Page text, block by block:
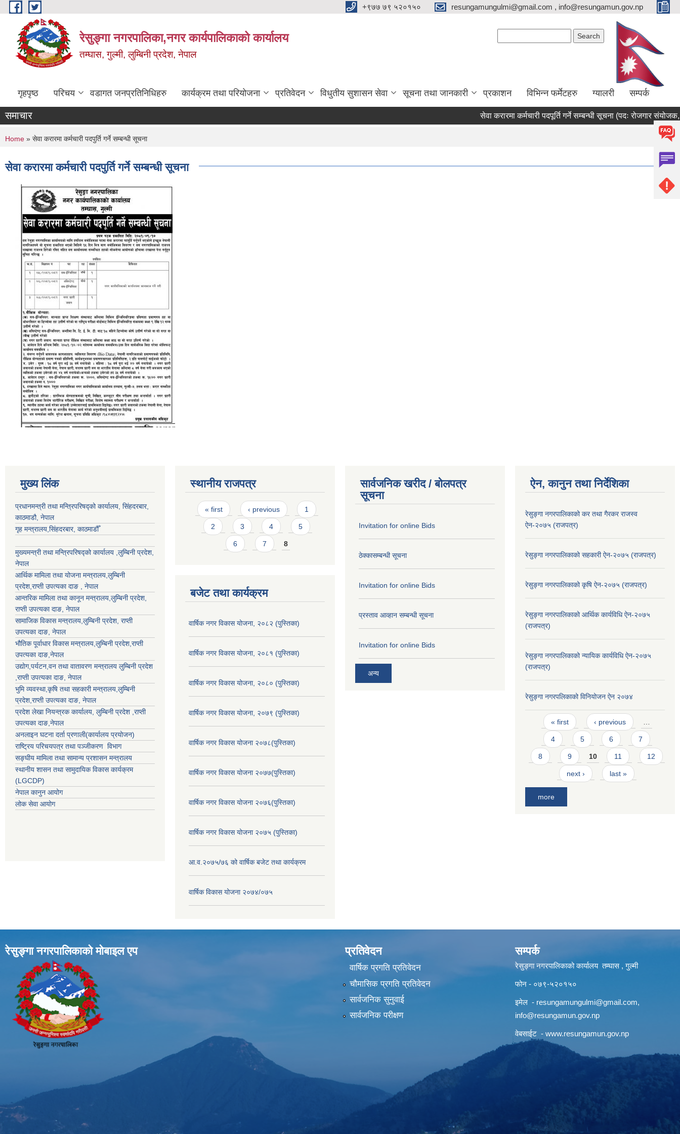
Skip to main content +९७७ ७९ ५२०१५० resungamungulmi@gmail.com , info@resungamun.gov.np
रेसुङ्गा नगरपालिका,नगर कार्यपालिकाको कार्यालय
तम्घास, गुल्मी, लुम्बिनी प्रदेश, नेपाल
गृहपृष्ठ परिचय वडागत जनप्रतिनिधिहरु कार्यक्रम तथा परियोजना प्रतिवेदन विधुतीय सुशासन सेवा सूचना तथा जानकारी प्रकाशन विभिन्न फर्मेटहरु ग्यालरी सम्पर्क
समाचार सेवा करारमा कर्मचारी पदपूर्ति गर्ने सम्बन्धी सूचना (पदः रोजगार संयोजक,
You are here
Home » सेवा करारमा कर्मचारी पदपुर्ति गर्ने सम्बन्धी सूचना
सेवा करारमा कर्मचारी पदपुर्ति गर्ने सम्बन्धी सूचना
मुख्य लिंक
प्रधानमन्त्री तथा मन्त्रिपरिषद्को कार्यालय, सिंहदरबार,
काठमाडौ, नेपाल
गृह मन्त्रालय,सिंहदरबार, काठमाडौँ
मुख्यमन्त्री तथा मन्त्रिपरिषद्को कार्यालय ,लुम्बिनी प्रदेश,
नेपाल
आर्थिक मामिला तथा योजना मन्त्रालय, लुम्बिनी
प्रदेश ,राप्ती उपत्यका दाङ , नेपाल
आन्तरिक मामिला तथा कानून मन्त्रालय, लुम्बिनी प्रदेश
राप्ती उपत्यका दाङ , नेपाल
सामाजिक विकास मन्त्रालय, लुम्बिनी प्रदेश राप्ती
उपत्यका दाङ , नेपाल
भौतिक पूर्वाधार विकास मन्त्रालय, लुम्बिनी प्रदेश राप्ती
उपत्यका दाङ ,नेपाल
उद्याेग,पर्यटन,वन तथा वातावरण मन्त्रालय लुम्बिनी प्रदेश
राप्ती उपत्यका दाङ , नेपाल
भुमि व्यवस्था,कृषि तथा सहकारी मन्त्रालय, लुम्बिनी
प्रदेश राप्ती उपत्यका दाङ , नेपाल
प्रदेश लेखा नियन्त्रक कार्यालय, लुम्बिनी प्रदेश राप्ती
उपत्यका दाङ ,नेपाल
अनलाइन घटना दर्ता प्रणाली(कार्यालय प्रयोजन)
राष्ट्रिय परिचयपत्र तथा पञ्जीकरण विभाग
सङ्घीय मामिला तथा सामान्य प्रशासन मन्त्रालय
स्थानीय शासन तथा सामुदायिक विकास कार्यक्रम
(LGCDP)
नेपाल कानुन आयोग
लोक सेवा आयोग
स्थानीय राजपत्र
Pages
« first ‹ previous 1
2 3 4 5
6 7 8
बजेट तथा कार्यक्रम
वार्षिक नगर विकास योजना, २०८२ (पुस्तिका)
वार्षिक नगर विकास योजना, २०८१ (पुस्तिका)
वार्षिक नगर विकास योजना, २०८० (पुस्तिका)
वार्षिक नगर विकास योजना, २०७९ (पुस्तिका)
वार्षिक नगर विकास योजना २०७८(पुस्तिका)
वार्षिक नगर विकास योजना २०७७(पुस्तिका)
वार्षिक नगर विकास योजना २०७६(पुस्तिका)
वार्षिक नगर विकास योजना २०७५ (पुस्तिका)
आ.व.२०७५/७६ को वार्षिक बजेट तथा कार्यक्रम
वार्षिक विकास योजना २०७४/०७५
सार्वजनिक खरीद / बोलपत्र
सूचना
Invitation for online Bids
ठेक्कासम्बन्धी सूचना
Invitation for online Bids
प्रस्ताव आव्हान सम्बन्धी सूचना
Invitation for online Bids
अन्य
ऐन, कानुन तथा निर्देशिका
रेसुङ्गा नगरपालिकाको कर तथा गैरकर राजस्व
ऐन-२०७५ (राजपत्र)
रेसुङ्गा नगरपालिकाको सहकारी ऐन-२०७५ (राजपत्र)
रेसुङ्गा नगरपालिकाको कृषि ऐन-२०७५ (राजपत्र)
रेसुङ्गा नगरपालिकाको आर्थिक कार्यविधि ऐन-२०७५
(राजपत्र)
रेसुङ्गा नगरपालिकाको न्यायिक कार्यविधि ऐन-२०७५
(राजपत्र)
रेसुङ्गा नगरपलिकाको विनियोजन ऐन २०७४
Pages
« first ‹ previous
4 5 6 7
8 9 10 11 12
next › last »
more
रेसुङ्गा नगरपालिकाकाे माेबाइल एप प्रतिवेदन
वार्षिक प्रगति प्रतिवेदन
चौमासिक प्रगति प्रतिवेदन
सार्वजनिक सुनुवाई
सार्वजनिक परीक्षण
सम्पर्क
रेसुङ्गा नगरपालिकाको कार्यालय तम्घास , गुल्मी
फोन - ०७९-५२०१५०
इमेल - resungamungulmi@gmail.com,
info@resungamun.gov.np
वेबसाईट - www.resungamun.gov.np